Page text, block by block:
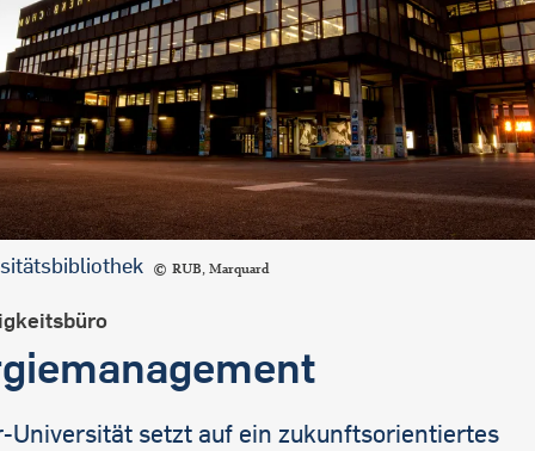
RUB, Marquard
Universität setzt auf ein zukunftsorientiertes